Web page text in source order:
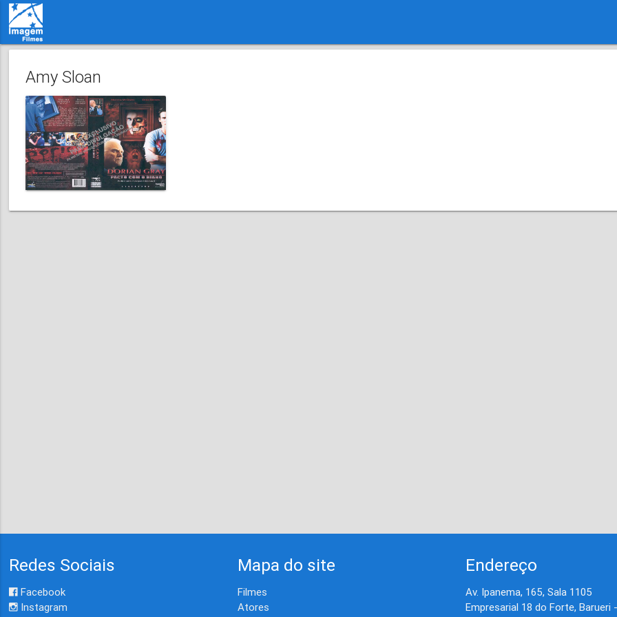
Amy Sloan
Redes Sociais
Facebook
Instagram
Mapa do site
Filmes
Atores
Endereço
Av. Ipanema, 165, Sala 1105
Empresarial 18 do Forte, Barueri